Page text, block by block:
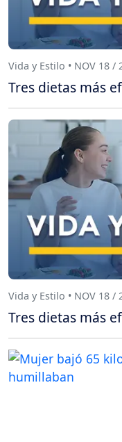
Vida y Estilo • NOV 18 /
Tres dietas más
Vida y Estilo • NOV 18 /
Tres dietas más